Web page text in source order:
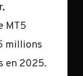
MT5
millions
en 2025.